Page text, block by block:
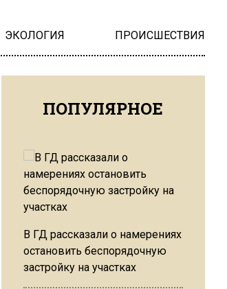
ЭКОЛОГИЯ ПРОИСШЕСТВИЯ
ПОПУЛЯРНОЕ
В ГД рассказали о намерениях
остановить беспорядочную
застройку на участках